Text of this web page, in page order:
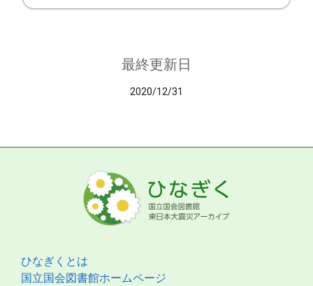
最終更新日
2020/12/31
ひなぎくとは
国立国会図書館ホームページ